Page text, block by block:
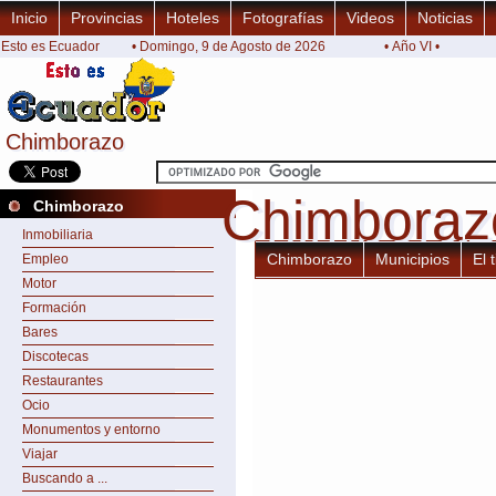
Chimborazo
Chimborazo
Inicio Provincias Hoteles Fotografías Videos Noticias
Esto es Ecuador • Domingo, 9 de Agosto de 2026 • Año VI •
Chimborazo
Inmobiliaria
Empleo
Motor
Formación
Bares
Discotecas
Restaurantes
Ocio
Monumentos y entorno
Viajar
Buscando a ...
Chimborazo Municipios El